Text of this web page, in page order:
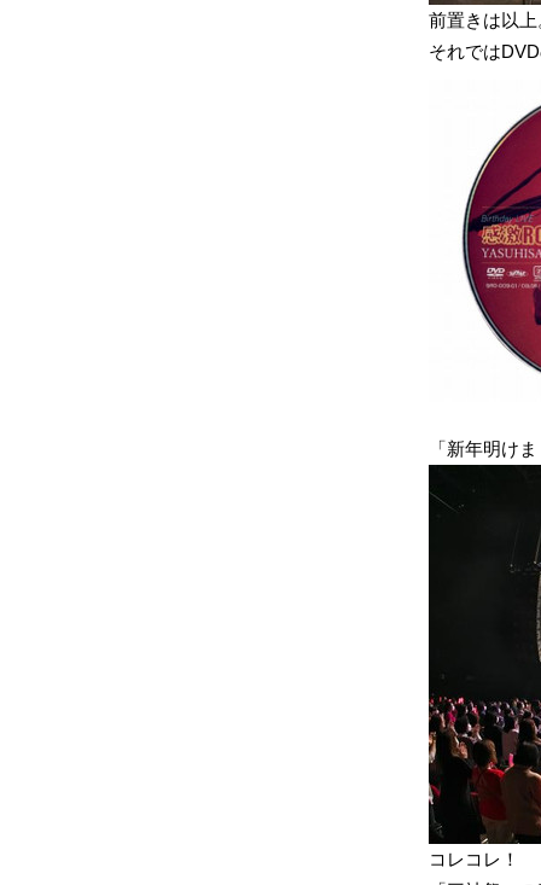
前置きは以上
それでは
「新年明け
コレコレ！